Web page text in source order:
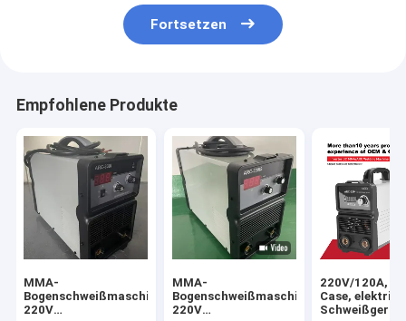
Fortsetzen
Empfohlene Produkte
MMA-
Bogenschweißmaschine
220V
MMA-
Bogenschweißmaschine
220V
220V/120A,
Case,
Schweißgerät